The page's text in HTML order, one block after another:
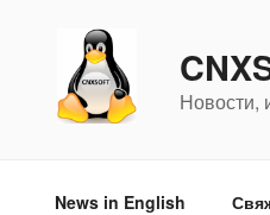
содержимому
Новости,
News in English